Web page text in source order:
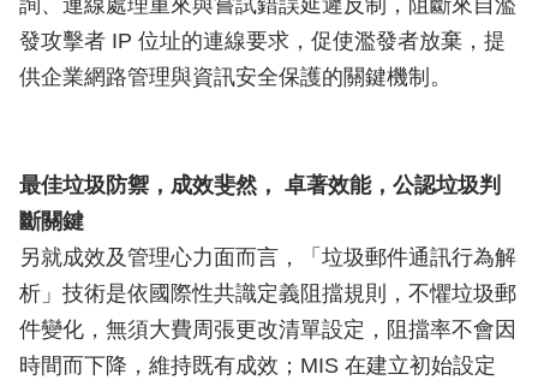
詢、連線處理重來與嘗試錯誤延遲反制，阻斷來自濫
發攻擊者 IP 位址的連線要求，促使濫發者放棄，提
供企業網路管理與資訊安全保護的關鍵機制。
最佳垃圾防禦，成效斐然， 卓著效能，公認垃圾判
斷關鍵
另就成效及管理心力面而言，「垃圾郵件通訊行為解
析」技術是依國際性共識定義阻擋規則，不懼垃圾郵
件變化，無須大費周張更改清單設定，阻擋率不會因
時間而下降，維持既有成效；MIS 在建立初始設定